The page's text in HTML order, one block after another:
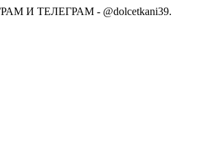
И ТЕЛЕГРАМ - @dolcetkani39.